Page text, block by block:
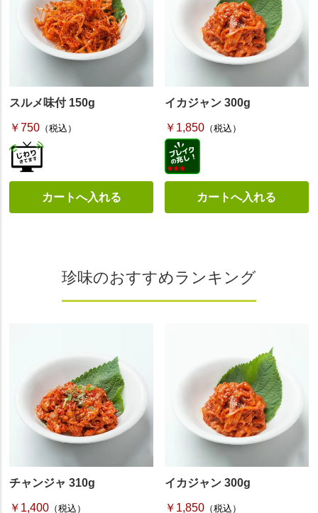
スルメ味付 150g
￥750 （税込）
イカジャン 300g
￥1,850 （税込）
珍味のおすすめランキング
チャンジャ 310g
￥1,400 （税込）
イカジャン 300g
￥1,850 （税込）